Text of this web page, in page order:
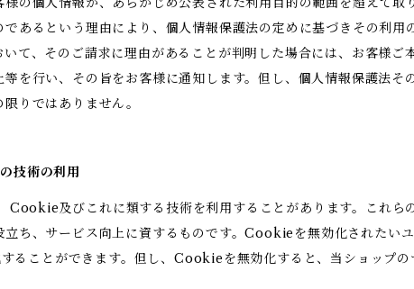
あるという理由により、個人情報保護法の定めに基づきその利用
て、そのご請求に理由があることが判明した場合には、お客様ご
を行い、その旨をお客様に通知します。但し、個人情報保護法そ
りではありません。
技術の利用
Cookie及びこれに類する技術を利用することがあります。これら
ち、サービス向上に資するものです。Cookieを無効化されたい
ることができます。但し、Cookieを無効化すると、当ショップの